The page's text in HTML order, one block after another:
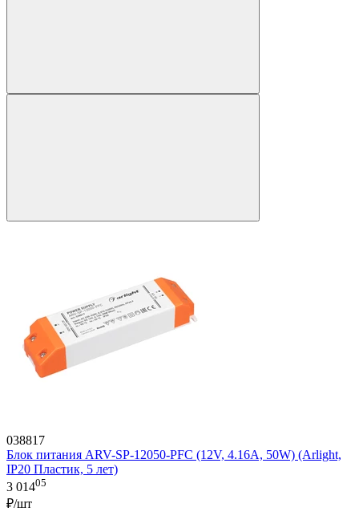
038817
Блок питания ARV-SP-12050-PFC (12V, 4.16A, 50W) (Arlight,
IP20 Пластик, 5 лет)
3 01405
₽/шт